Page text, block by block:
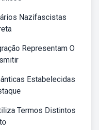
Nazifascistas
Representam O
Estabelecidas
Termos Distintos